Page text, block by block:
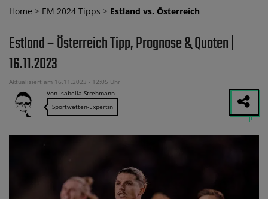
Home > EM 2024 Tipps > Estland vs. Österreich
Estland – Österreich Tipp, Prognose & Quoten |
16.11.2023
Aktualisiert am 16.11.2023 - 12:05 Uhr
Von Isabella Strehmann
Sportwetten-Expertin